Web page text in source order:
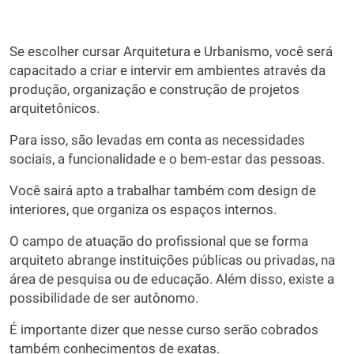
Se escolher cursar Arquitetura e Urbanismo, você será
capacitado a criar e intervir em ambientes através da
produção, organização e construção de projetos
arquitetônicos.
Para isso, são levadas em conta as necessidades
sociais, a funcionalidade e o bem-estar das pessoas.
Você sairá apto a trabalhar também com design de
interiores, que organiza os espaços internos.
O campo de atuação do profissional que se forma
arquiteto abrange instituições públicas ou privadas, na
área de pesquisa ou de educação. Além disso, existe a
possibilidade de ser autônomo.
É importante dizer que nesse curso serão cobrados
também conhecimentos de exatas.